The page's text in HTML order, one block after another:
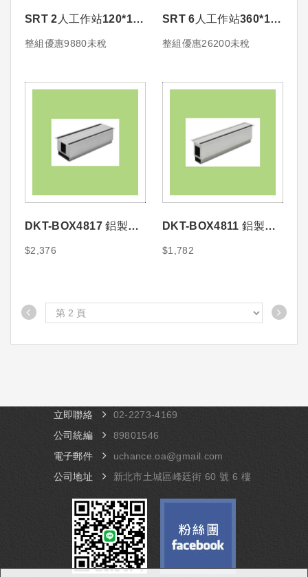
SRT 2人工作站120*120
造形鋼製桌屏+桌下走線
整組優惠9880未稅
SRT 6人工作站360*120
造形鋼製桌屏+桌下走線
整組優惠26200未稅
DKT-BOX4817 鋁製六
孔線槽盒銀灰色
$2,376
DKT-BOX4811 鋁製三
孔線槽盒銀灰色
$1,782
立即聯絡
​02-​2273-4169
公司統編
89801546
電子郵件
uchance.oa@gmail.com
公司地址
​新北市土城區峰廷街 60 號 6 樓